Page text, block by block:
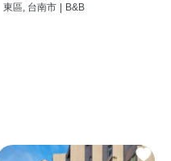
東區, 台南市 | B&B